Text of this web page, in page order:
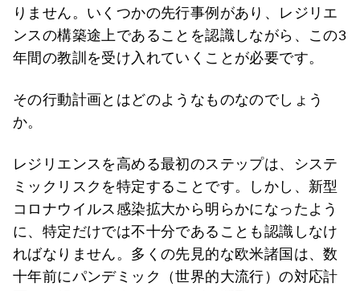
りません。いくつかの先行事例があり、レジリエ
ンスの構築途上であることを認識しながら、この3
年間の教訓を受け入れていくことが必要です。
その行動計画とはどのようなものなのでしょう
か。
レジリエンスを高める最初のステップは、システ
ミックリスクを特定することです。しかし、新型
コロナウイルス感染拡大から明らかになったよう
に、特定だけでは不十分であることも認識しなけ
ればなりません。多くの先見的な欧米諸国は、数
十年前にパンデミック（世界的大流行）の対応計